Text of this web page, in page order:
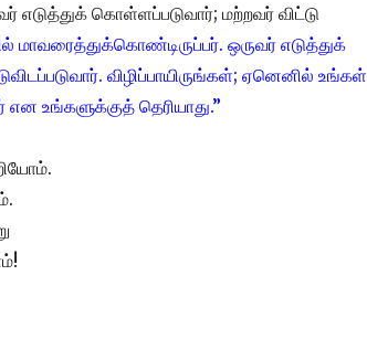
எடுத்துக் கொள்ளப்படுவார்; மற்றவர் விட்டு
மாவரைத்துக்கொண்டிருப்பர். ஒருவர் எடுத்துக்
விழிப்பாயிருங்கள்; ஏனெனில் உங்கள்
உங்களுக்குத் தெரியாது.”